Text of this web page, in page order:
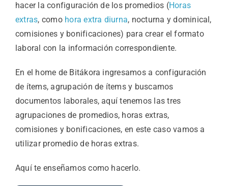
hacer la configuración de los promedios (Horas
extras, como hora extra diurna, nocturna y dominical,
comisiones y bonificaciones) para crear el formato
laboral con la información correspondiente.
En el home de Bitákora ingresamos a configuración
de ítems, agrupación de ítems y buscamos
documentos laborales, aquí tenemos las tres
agrupaciones de promedios, horas extras,
comisiones y bonificaciones, en este caso vamos a
utilizar promedio de horas extras.
Aquí te enseñamos como hacerlo.